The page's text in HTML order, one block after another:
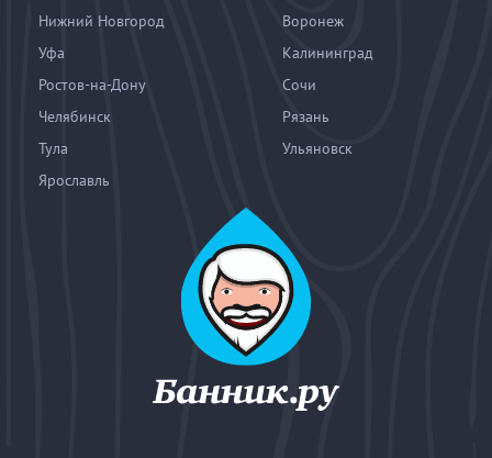
Нижний Новгород
Воронеж
Уфа
Калининград
Ростов-на-Дону
Сочи
Челябинск
Рязань
Тула
Ульяновск
Ярославль